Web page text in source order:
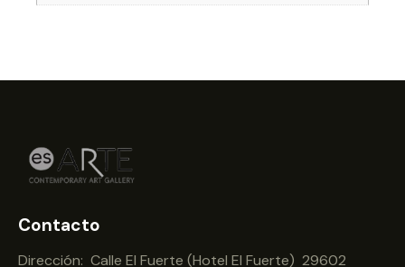
Contacto
Dirección: Calle El Fuerte (Hotel El Fuerte) 29602